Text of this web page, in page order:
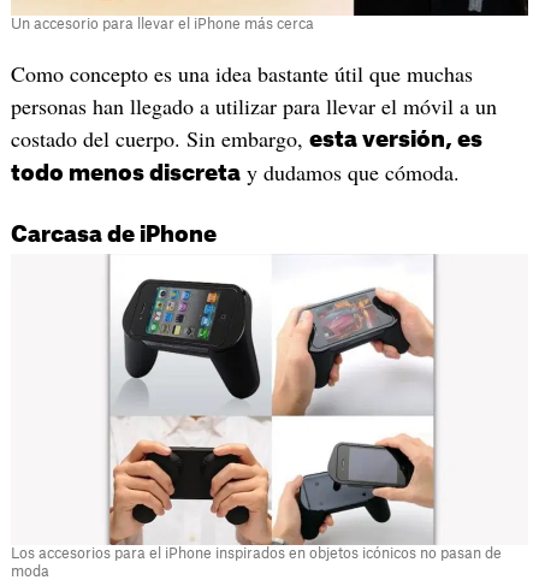
Un accesorio para llevar el iPhone más cerca
Como concepto es una idea bastante útil que muchas
personas han llegado a utilizar para llevar el móvil a un
costado del cuerpo. Sin embargo, esta versión, es
todo menos discretay dudamos que cómoda.
Carcasa de iPhone
Los accesorios para el iPhone inspirados en objetos icónicos no pasan de
moda